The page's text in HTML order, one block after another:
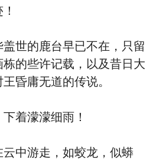
世的鹿台早已不在，只留
的些许记载，以及昔日大
昏庸无道的传说。
着濛濛细雨！
中游走，如蛟龙，似蟒